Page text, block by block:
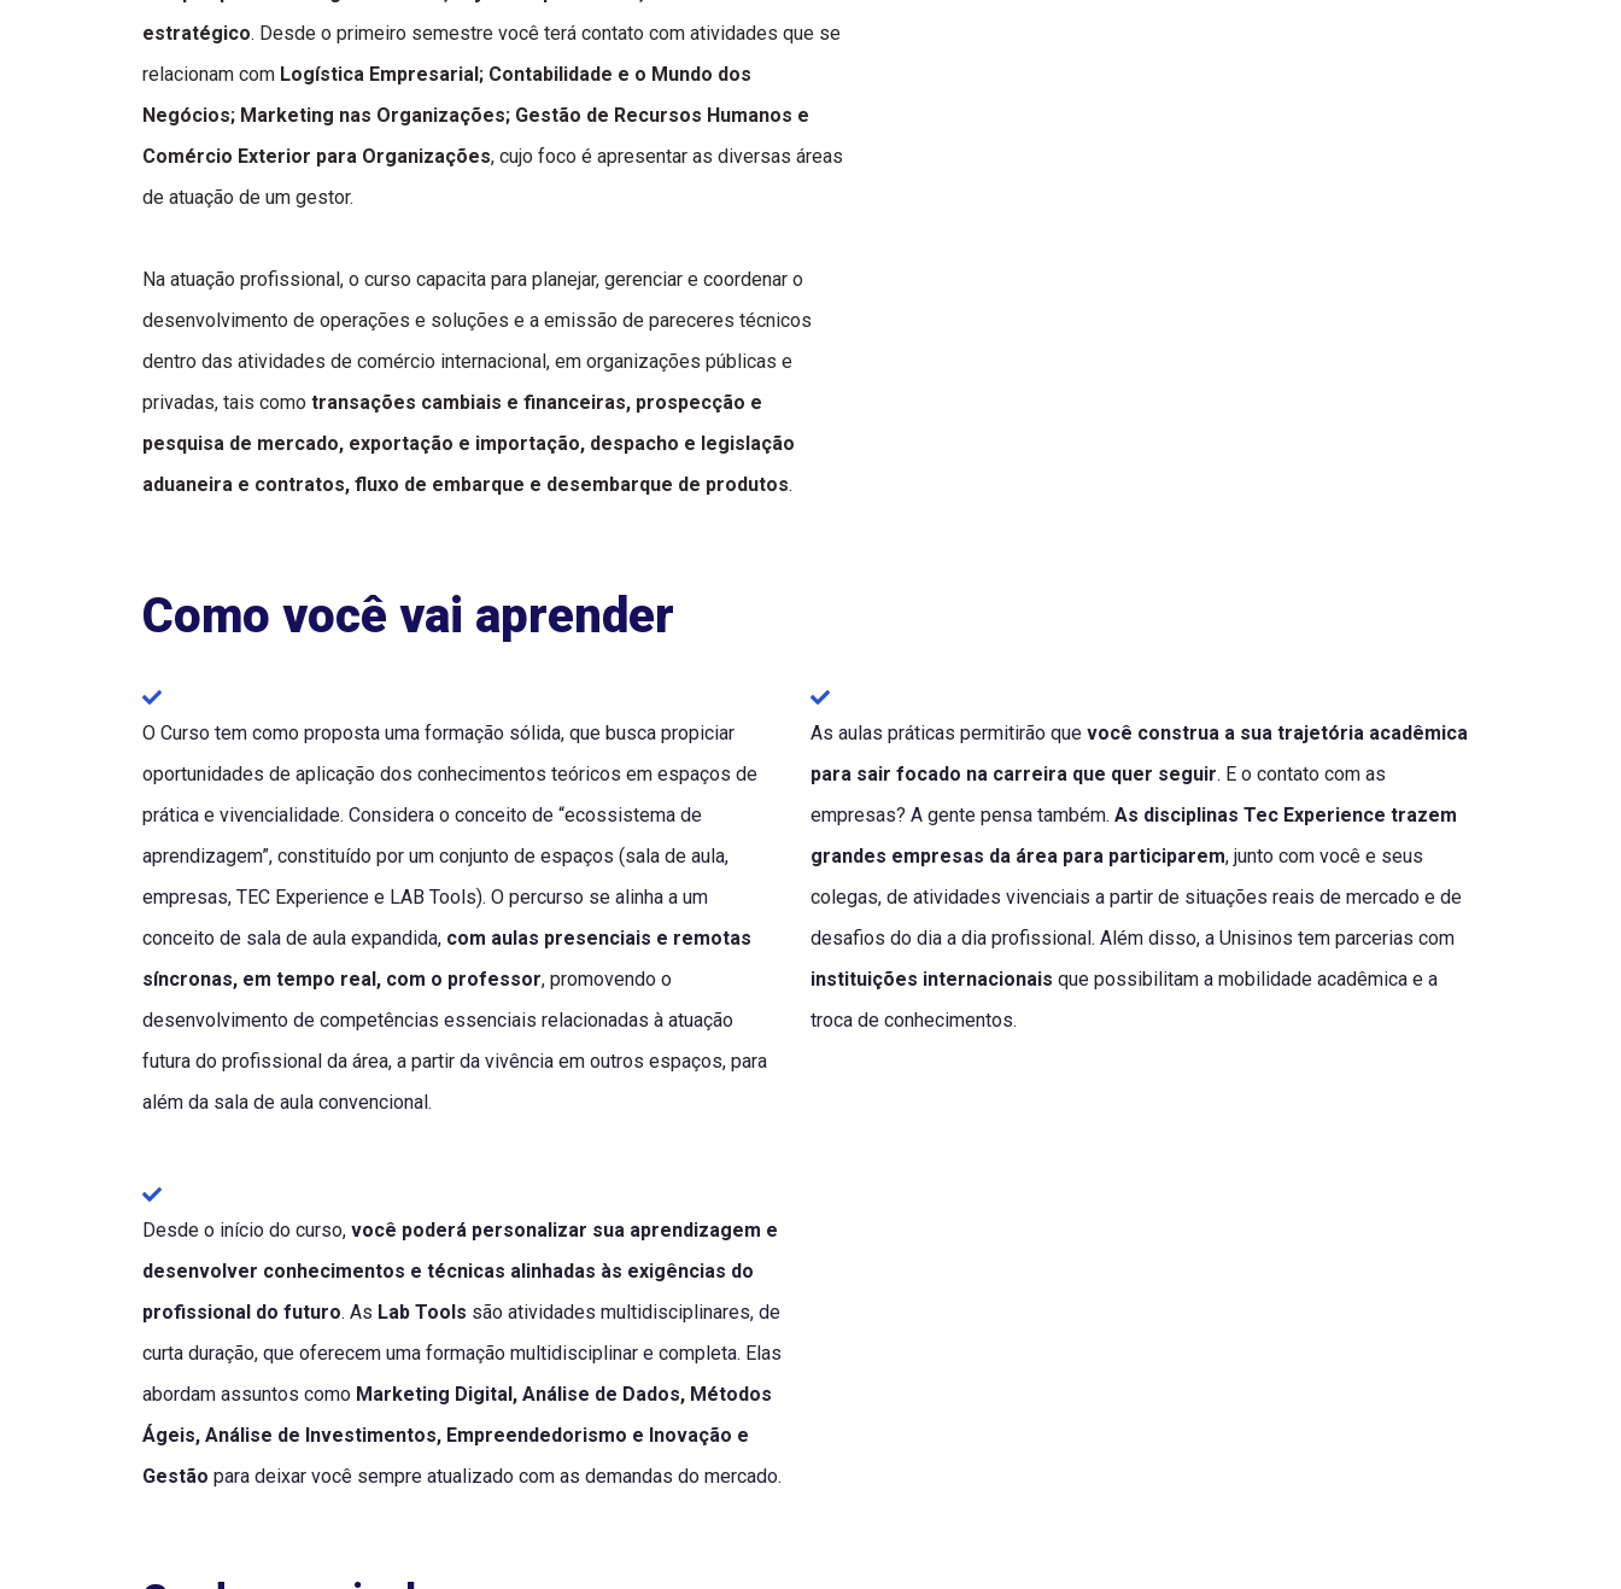
estratégico. Desde o primeiro semestre você terá contato com atividades que se
relacionam com Logística Empresarial; Contabilidade e o Mundo dos
Negócios; Marketing nas Organizações; Gestão de Recursos Humanos e
Comércio Exterior para Organizações, cujo foco é apresentar as diversas áreas
de atuação de um gestor.
Na atuação profissional, o curso capacita para planejar, gerenciar e coordenar o
desenvolvimento de operações e soluções e a emissão de pareceres técnicos
dentro das atividades de comércio internacional, em organizações públicas e
privadas, tais como transações cambiais e financeiras, prospecção e
pesquisa de mercado, exportação e importação, despacho e legislação
aduaneira e contratos, fluxo de embarque e desembarque de produtos.
Como você vai aprender
O Curso tem como proposta uma formação sólida, que busca propiciar
oportunidades de aplicação dos conhecimentos teóricos em espaços de
prática e vivencialidade. Considera o conceito de “ecossistema de
aprendizagem”, constituído por um conjunto de espaços (sala de aula,
empresas, TEC Experience e LAB Tools). O percurso se alinha a um
conceito de sala de aula expandida, com aulas presenciais e remotas
síncronas, em tempo real, com o professor, promovendo o
desenvolvimento de competências essenciais relacionadas à atuação
futura do profissional da área, a partir da vivência em outros espaços, para
além da sala de aula convencional.
As aulas práticas permitirão que você construa a sua trajetória acadêmica
para sair focado na carreira que quer seguir. E o contato com as
empresas? A gente pensa também. As disciplinas Tec Experience trazem
grandes empresas da área para participarem, junto com você e seus
colegas, de atividades vivenciais a partir de situações reais de mercado e de
desafios do dia a dia profissional. Além disso, a Unisinos tem parcerias com
instituições internacionais que possibilitam a mobilidade acadêmica e a
troca de conhecimentos.
Desde o início do curso, você poderá personalizar sua aprendizagem e
desenvolver conhecimentos e técnicas alinhadas às exigências do
profissional do futuro. As Lab Tools são atividades multidisciplinares, de
curta duração, que oferecem uma formação multidisciplinar e completa. Elas
abordam assuntos como Marketing Digital, Análise de Dados, Métodos
Ágeis, Análise de Investimentos, Empreendedorismo e Inovação e
Gestão para deixar você sempre atualizado com as demandas do mercado.